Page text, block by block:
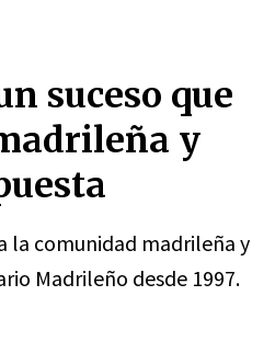
suceso que
y
la comunidad madrileña y
Madrileño desde 1997.